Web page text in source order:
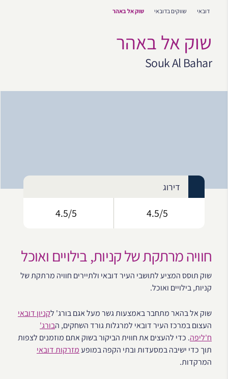
דובאי שווקים בדובאי שוק אל באהר
שוק אל באהר
Souk Al Bahar
דירוג
4.5/5
4.5/5
חוויה מרתקת של קניות, בילויים ואוכל
שוק תוסס המציע לתושבי העיר דובאי ולתיירים חוויה מרתקת של
קניות, בילויים ואוכל.
שוק אל בהאר מתחבר באמצעות גשר מעל אגם בורג' לקניון דובאי
העצום במרכז העיר דובאי למרגלות גורד השחקים, הבורג'
ח'ליפה. כדי להעצים את חווית הביקור בשוק אתם מוזמנים לצפות
תוך כדי ישיבה במסעדות ובתי הקפה במופעמזרקות דובאי
המרקדות.